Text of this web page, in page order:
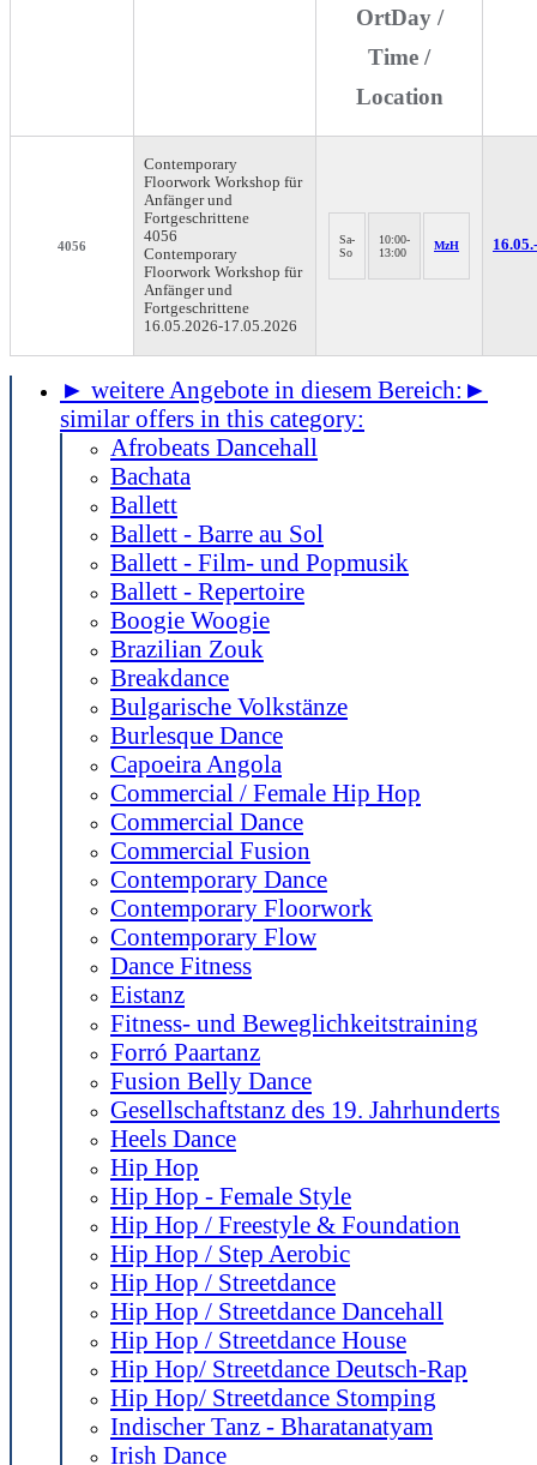
OrtDay /
Time /
Location
4056
Contemporary
Floorwork Workshop für
Anfänger und
Fortgeschrittene
4056
Contemporary
Floorwork Workshop für
Anfänger und
Fortgeschrittene
16.05.2026-17.05.2026
Sa-
So
10:00-
13:00
MzH 16.05.-
► weitere Angebote in diesem Bereich: ►
similar offers in this category:
Afrobeats Dancehall
Bachata
Ballett
Ballett - Barre au Sol
Ballett - Film- und Popmusik
Ballett - Repertoire
Boogie Woogie
Brazilian Zouk
Breakdance
Bulgarische Volkstänze
Burlesque Dance
Capoeira Angola
Commercial / Female Hip Hop
Commercial Dance
Commercial Fusion
Contemporary Dance
Contemporary Floorwork
Contemporary Flow
Dance Fitness
Eistanz
Fitness- und Beweglichkeitstraining
Forró Paartanz
Fusion Belly Dance
Gesellschaftstanz des 19. Jahrhunderts
Heels Dance
Hip Hop
Hip Hop - Female Style
Hip Hop / Freestyle & Foundation
Hip Hop / Step Aerobic
Hip Hop / Streetdance
Hip Hop / Streetdance Dancehall
Hip Hop / Streetdance House
Hip Hop/ Streetdance Deutsch-Rap
Hip Hop/ Streetdance Stomping
Indischer Tanz - Bharatanatyam
Irish Dance